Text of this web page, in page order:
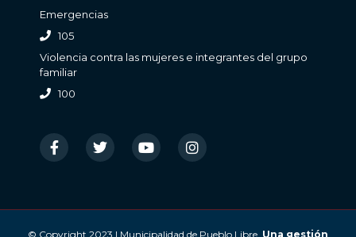
Emergencias
105
Violencia contra las mujeres e integrantes del grupo
familiar
100
© Copyright 2023 | Municipalidad de Pueblo Libre. Una gestión